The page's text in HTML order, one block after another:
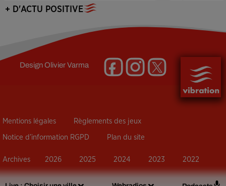
+ D'ACTU POSITIVE
DesignOlivier Varma
Mentions légales Règlements des jeux
Notice d’information RGPD Plan du site
Archives 2026 2025 2024 2023 2022